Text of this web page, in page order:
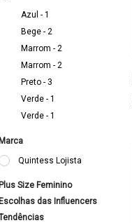
Azul - 1
Bege - 2
Marrom - 2
Marrom - 2
Preto - 3
Verde - 1
Verde - 1
Quintess Lojista
Size Feminino
das Influencers